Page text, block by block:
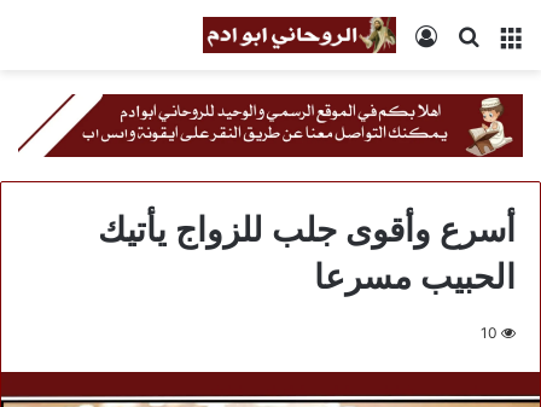
القائمة بحث
تسجيل
أسرع وأقوى جلب للزواج يأتيك
الحبيب مسرعا
10